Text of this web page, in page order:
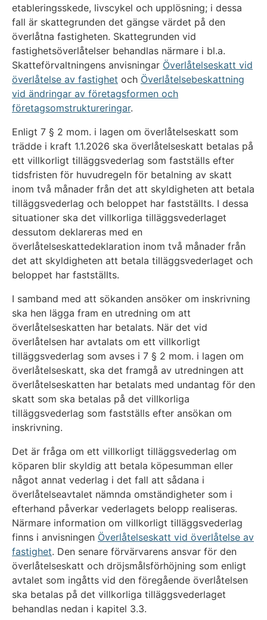
etableringsskede, livscykel och upplösning; i dessa
fall är skattegrunden det gängse värdet på den
överlåtna fastigheten. Skattegrunden vid
fastighetsöverlåtelser behandlas närmare i bl.a.
Skatteförvaltningens anvisningar Överlåtelseskatt vid
överlåtelse av fastighet och Överlåtelsebeskattning
vid ändringar av företagsformen och
företagsomstruktureringar.
Enligt 7 § 2 mom. i lagen om överlåtelseskatt som
trädde i kraft 1.1.2026 ska överlåtelseskatt betalas på
ett villkorligt tilläggsvederlag som fastställs efter
tidsfristen för huvudregeln för betalning av skatt
inom två månader från det att skyldigheten att betala
tilläggsvederlag och beloppet har fastställts. I dessa
situationer ska det villkorliga tilläggsvederlaget
dessutom deklareras med en
överlåtelseskattedeklaration inom två månader från
det att skyldigheten att betala tilläggsvederlaget och
beloppet har fastställts.
I samband med att sökanden ansöker om inskrivning
ska hen lägga fram en utredning om att
överlåtelseskatten har betalats. När det vid
överlåtelsen har avtalats om ett villkorligt
tilläggsvederlag som avses i 7 § 2 mom. i lagen om
överlåtelseskatt, ska det framgå av utredningen att
överlåtelseskatten har betalats med undantag för den
skatt som ska betalas på det villkorliga
tilläggsvederlag som fastställs efter ansökan om
inskrivning.
Det är fråga om ett villkorligt tilläggsvederlag om
köparen blir skyldig att betala köpesumman eller
något annat vederlag i det fall att sådana i
överlåtelseavtalet nämnda omständigheter som i
efterhand påverkar vederlagets belopp realiseras.
Närmare information om villkorligt tilläggsvederlag
finns i anvisningen Överlåtelseskatt vid överlåtelse av
fastighet. Den senare förvärvarens ansvar för den
överlåtelseskatt och dröjsmålsförhöjning som enligt
avtalet som ingåtts vid den föregående överlåtelsen
ska betalas på det villkorliga tilläggsvederlaget
behandlas nedan i kapitel 3.3.